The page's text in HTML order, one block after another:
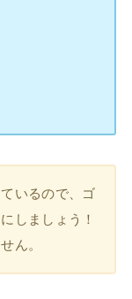
いるので、ゴ
しましょう！
ん。